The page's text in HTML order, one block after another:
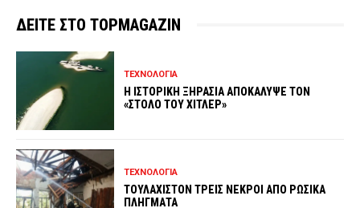
ΔΕΙΤΕ ΣΤΟ TOPMAGAZIN
ΤΕΧΝΟΛΟΓΙΑ
Η ΙΣΤΟΡΙΚΗ ΞΗΡΑΣΙΑ ΑΠΟΚΑΛΥΨΕ ΤΟΝ
«ΣΤΟΛΟ ΤΟΥ ΧΙΤΛΕΡ»
ΤΕΧΝΟΛΟΓΙΑ
ΤΟΥΛΑΧΙΣΤΟΝ ΤΡΕΙΣ ΝΕΚΡΟΙ ΑΠΟ ΡΩΣΙΚΑ
ΠΛΗΓΜΑΤΑ